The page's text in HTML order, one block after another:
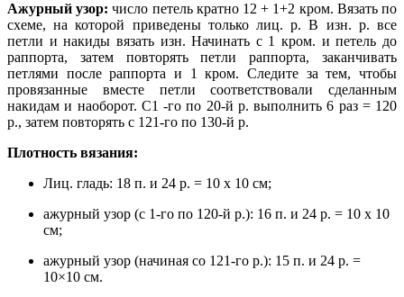
Ажурный узор:число петель кратно 12 + 1+2 кром. Вязать по
схеме, на которой приведены только лиц. р. В изн. р. все
петли и накиды вязать изн. Начинать с 1 кром. и петель до
раппорта, затем повторять петли раппорта, заканчивать
петлями после раппорта и 1 кром. Следите за тем, чтобы
провязанные вместе петли соответствовали сделанным
накидам и наоборот. С1 -го по 20-й р. выполнить 6 раз = 120
р., затем повторять с 121-го по 130-й р.
Плотность вязания:
Лиц. гладь: 18 п. и 24 р. = 10 х 10 см;
ажурный узор (с 1-го по 120-й р.): 16 п. и 24 р. = 10 х 10
см;
ажурный узор (начиная со 121-го р.): 15 п. и 24 р. =
10×10 см.